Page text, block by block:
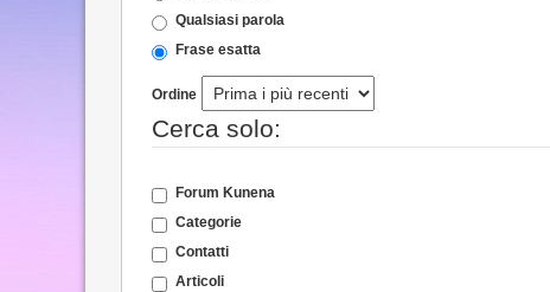
Qualsiasi parola
Frase esatta
Ordine
Cerca solo:
Forum Kunena
Categorie
Contatti
Articoli